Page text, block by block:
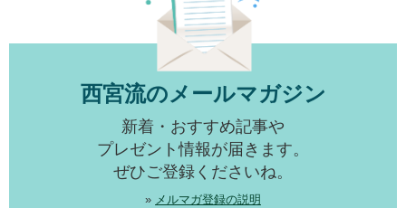
西宮流のメールマガジン
新着・おすすめ記事や
プレゼント情報が届きます。
ぜひご登録くださいね。
» メルマガ登録の説明